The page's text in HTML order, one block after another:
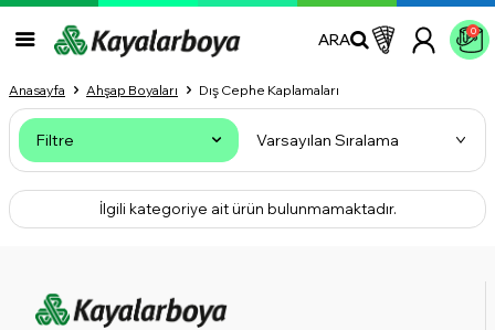
ARA 0
Anasayfa Ahşap Boyaları Dış Cephe Kaplamaları
Filtre
İlgili kategoriye ait ürün bulunmamaktadır.